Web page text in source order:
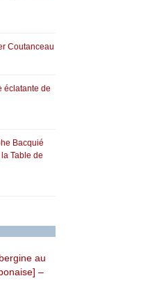
Coutanceau
éclatante de
Bacquié
Table de
au
–